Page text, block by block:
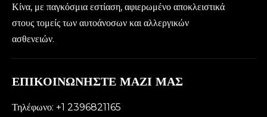
Κίνα, με παγκόσμια εστίαση, αφιερωμένο αποκλειστικά
στους τομείς των αυτοάνοσων και αλλεργικών
ασθενειών.
ΕΠΙΚΟΙΝΩΝΗΣΤΕ ΜΑΖΙ ΜΑΣ
Τηλέφωνο: +1 2396821165